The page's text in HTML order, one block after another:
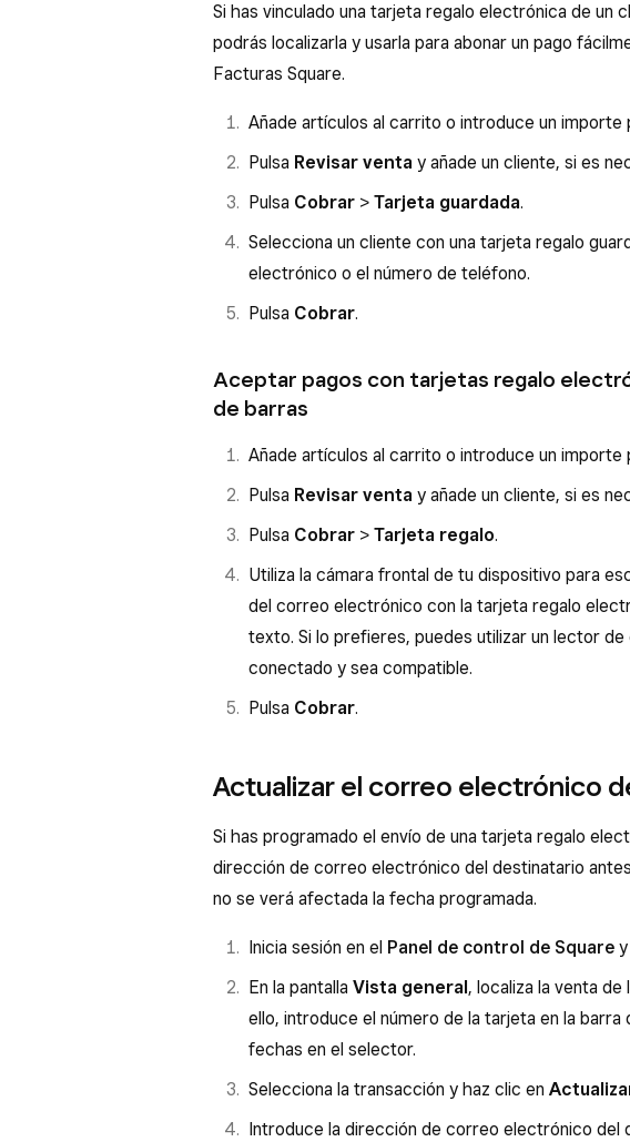
Si has vinculado una tarjeta regalo electrónica de un
podrás localizarla y usarla para abonar un pago
Facturas Square.
Añade artículos al carrito o introduce un importe
Pulsa Revisar venta y añade un cliente, si es
Pulsa Cobrar > Tarjeta guardada.
Selecciona un cliente con una tarjeta regalo
electrónico o el número de teléfono.
Pulsa Cobrar.
Aceptar pagos con tarjetas regalo
de barras
Añade artículos al carrito o introduce un importe
Pulsa Revisar venta y añade un cliente, si es
Pulsa Cobrar > Tarjeta regalo.
Utiliza la cámara frontal de tu dispositivo para
del correo electrónico con la tarjeta regalo
texto. Si lo prefieres, puedes utilizar un lector
conectado y sea compatible.
Pulsa Cobrar.
Actualizar el correo electrónico
Si has programado el envío de una tarjeta regalo
dirección de correo electrónico del destinatario
no se verá afectada la fecha programada.
Inicia sesión en el Panel de control de Square
En la pantalla Vista general, localiza la venta
ello, introduce el número de la tarjeta en la barra
fechas en el selector.
Selecciona la transacción y haz clic en
Introduce la dirección de correo electrónico del